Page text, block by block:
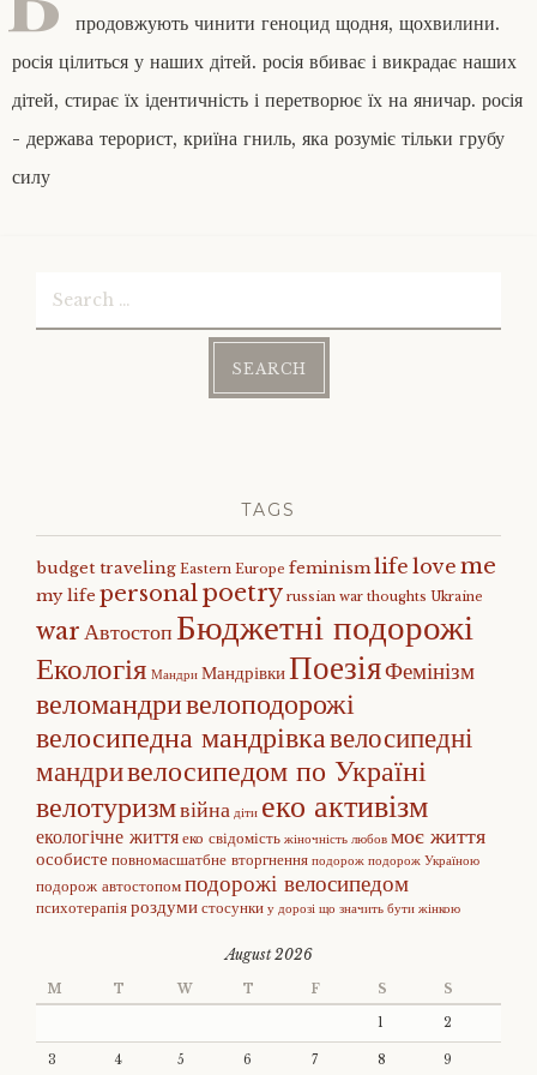
продовжують чинити геноцид щодня, щохвилини.
росія цілиться у наших дітей. росія вбиває і викрадає наших
дітей, стирає їх ідентичність і перетворює їх на яничар. росія
- держава терорист, криїна гниль, яка розуміє тільки грубу
силу
TAGS
budget traveling Eastern Europe feminismlife love me
my life personalpoetry russian war thoughts Ukraine
warАвтостопБюджетні подорожі
Екологія Мандри МандрівкиПоезіяФемінізм
веломандривелоподорожі
велосипедна мандрівкавелосипедні
мандривелосипедом по Україні
велотуризмвійна діти еко активізм
екологічне життяеко свідомість жіночність любов моє життя
особисте повномасшатбне вторгнення подорож подорож Україною
подорож автостопомподорожі велосипедом
психотерапіяроздумистосунки у дорозі що значить бути жінкою
August 2026
M T W T F S S
1 2
3 4 5 6 7 8 9